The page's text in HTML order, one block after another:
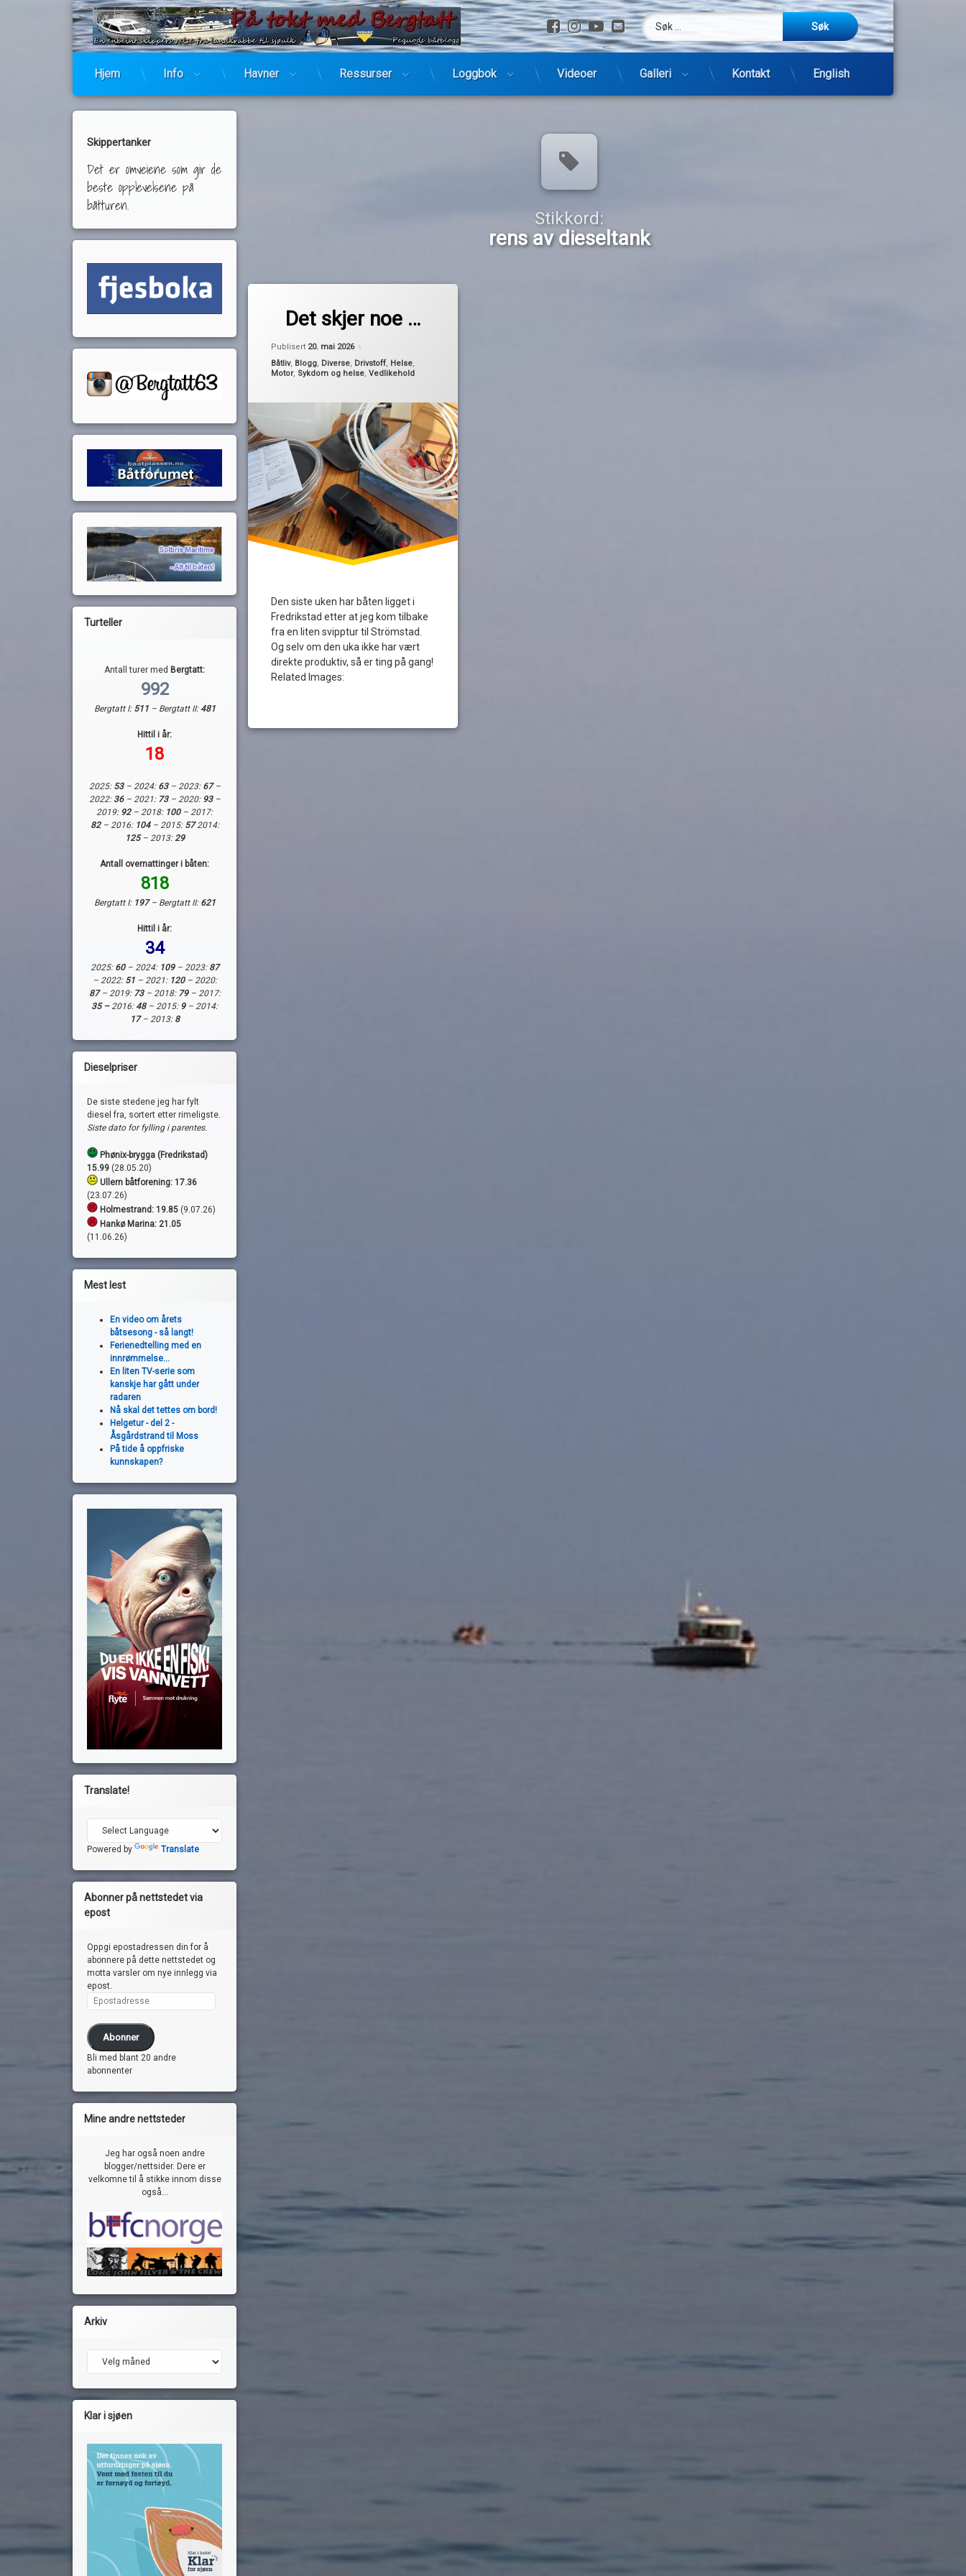
Hopp
Facebook
Instagram
YouTube
E-post
Søk etter:
Hjem Info Havner Ressurser Loggbok Videoer Galleri Kontakt English
Stikkord:
rens av dieseltank
Det skjer noe …
Publisert 20. mai 2026
Kategorier:
Båtliv, Blogg, Diverse, Drivstoff, Helse,
Motor, Sykdom og helse,Vedlikehold
Den siste uken har båten ligget i
Fredrikstad etter at jeg kom tilbake
fra en liten svipptur til Strömstad.
Og selv om den uka ikke har vært
direkte produktiv, så er ting på gang!
Related Images:
dieseltank
mannlokk
rens av dieseltank
Skippertanker
Det er omveiene som gir de
beste opplevelsene på
båtturen.
Turteller
Antall turer med Bergtatt:
992
Bergtatt I: 511 – Bergtatt II:481
Hittil i år:
18
2025: 53– 2024:63– 2023: 67–
2022: 36– 2021: 73– 2020: 93–
2019: 92– 2018: 100 – 2017:
82– 2016: 104– 2015: 572014:
125– 2013:29
Antall overnattinger i båten:
818
Bergtatt I: 197– Bergtatt II: 621
Hittil i år:
34
2025: 60– 2024: 109– 2023: 87
– 2022: 51– 2021: 120– 2020:
87– 2019: 73– 2018: 79– 2017:
35 –2016:48– 2015: 9 – 2014:
17– 2013: 8
Dieselpriser
De siste stedene jeg har fylt
diesel fra, sortert etter rimeligste.
Siste dato for fylling i parentes.
Phønix-brygga (Fredrikstad)
15.99 (28.05.20)
Ullern båtforening: 17.36
(23.07.26)
Holmestrand: 19.85(9.07.26)
Hankø Marina: 21.05
(11.06.26)
Mest lest
En video om årets
båtsesong - så langt!
Ferienedtelling med en
innrømmelse...
En liten TV-serie som
kanskje har gått under
radaren
Nå skal det tettes om bord!
Helgetur - del 2 -
Åsgårdstrand til Moss
På tide å oppfriske
kunnskapen?
Translate!
Powered by Translate
Abonner på nettstedet via
epost
Oppgi epostadressen din for å
abonnere på dette nettstedet og
motta varsler om nye innlegg via
epost.
Epostadresse
Abonner
Bli med blant 20 andre
abonnenter
Mine andre nettsteder
Jeg har også noen andre
blogger/nettsider. Dere er
velkomne til å stikke innom disse
også...
Arkiv
Arkiv
Klar i sjøen